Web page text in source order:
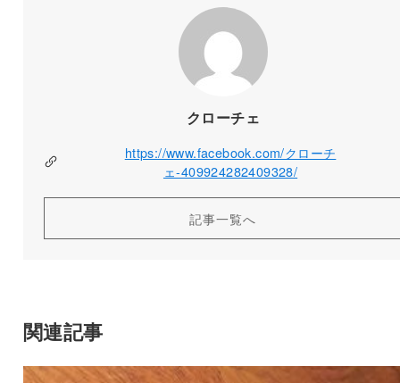
クローチェ
https://www.facebook.com/クローチ
ェ-409924282409328/
記事一覧へ
関連記事